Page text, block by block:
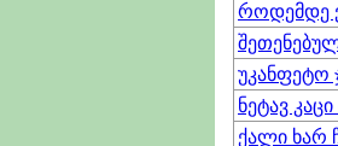
როდემდე
უკანფეტო
ნეტავ
ქალი ხარ